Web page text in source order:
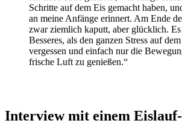
Schritte auf dem Eis gemacht haben,
an meine Anfänge erinnert. Am Ende
zwar ziemlich kaputt, aber glücklich.
Besseres, als den ganzen Stress auf
vergessen und einfach nur die
frische Luft zu genießen.“
Interview mit einem